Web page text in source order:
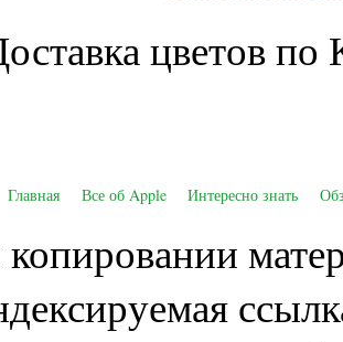
цветов
Главная Все об Apple Интересно знать